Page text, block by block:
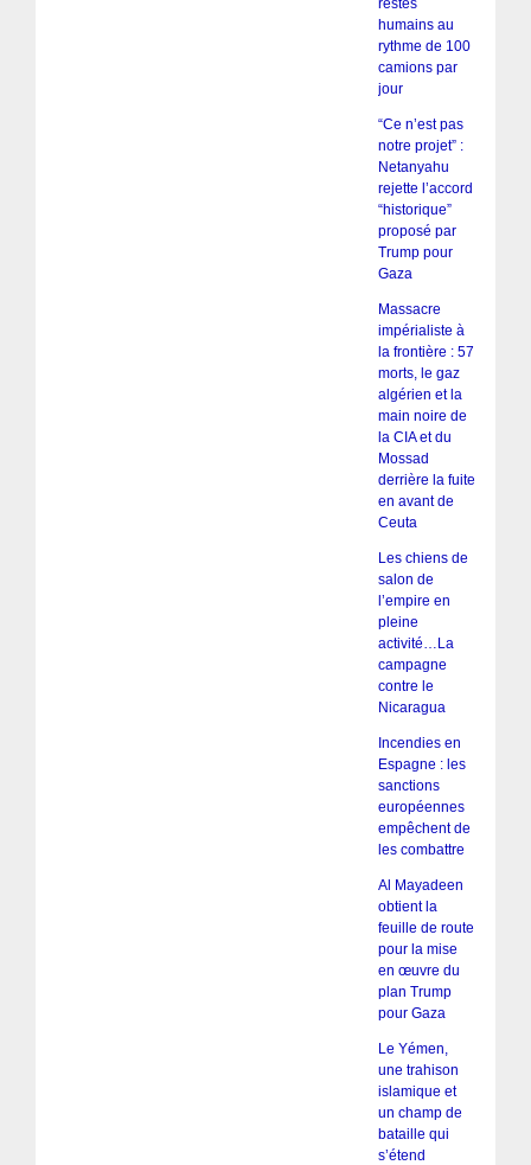
humains au
rythme de 100
camions par
jour
“Ce n’est pas
notre projet” :
Netanyahu
rejette l’accord
“historique”
proposé par
Trump pour
Gaza
Massacre
impérialiste à
la frontière : 57
morts, le gaz
algérien et la
main noire de
la CIA et du
Mossad
derrière la fuite
en avant de
Ceuta
Les chiens de
salon de
l’empire en
pleine
activité…La
campagne
contre le
Nicaragua
Incendies en
Espagne : les
sanctions
européennes
empêchent de
les combattre
Al Mayadeen
obtient la
feuille de route
pour la mise
en œuvre du
plan Trump
pour Gaza
Le Yémen,
une trahison
islamique et
un champ de
bataille qui
s’étend